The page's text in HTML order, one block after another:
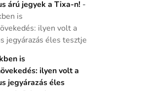
árú jegyek a Tixa-n! -
is
ilyen volt a
jegyárazás éles tesztje
is
ilyen volt a
jegyárazás éles